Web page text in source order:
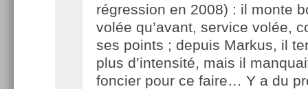
régression en 2008) : il monte
volée qu’avant, service volée,
ses points ; depuis Markus, il
plus d’intensité, mais il
foncier pour ce faire… Y a du